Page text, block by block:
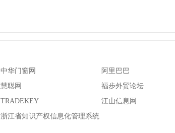
中华门窗网
阿里巴巴
慧聪网
福步外贸论坛
TRADEKEY
江山信息网
浙江省知识产权信息化管理系统